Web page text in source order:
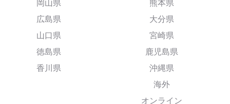
岡山県
広島県
山口県
徳島県
香川県
熊本県
大分県
宮崎県
鹿児島県
沖縄県
海外
オンライン